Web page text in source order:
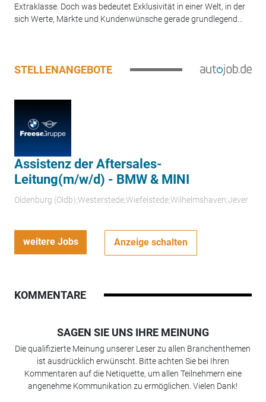
Extraklasse. Doch was bedeutet Exklusivität in einer Welt, in der
sich Werte, Märkte und Kundenwünsche gerade grundlegend...
STELLENANGEBOTE
Assistenz der Aftersales-
Leitung(m/w/d) - BMW & MINI
Oldenburg (Oldb);Westerstede;Wiefelstede;Wilhelmshaven;Jever
weitere Jobs Anzeige schalten
KOMMENTARE
SAGEN SIE UNS IHRE MEINUNG
Die qualifizierte Meinung unserer Leser zu allen Branchenthemen
ist ausdrücklich erwünscht. Bitte achten Sie bei Ihren
Kommentaren auf die Netiquette, um allen Teilnehmern eine
angenehme Kommunikation zu ermöglichen. Vielen Dank!